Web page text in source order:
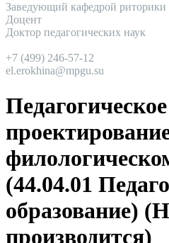
Заведующий кафедрой риторики
Доцент
Доктор педагогических наук
+7 (499) 246-57-12
el.erokhina@mpgu.su
Педагогическое
(44.04.01
образование)
производится)